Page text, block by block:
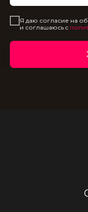
Я даю согласие на
и соглашаюсь c